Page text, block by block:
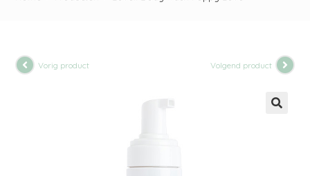
Vorig product Volgend product